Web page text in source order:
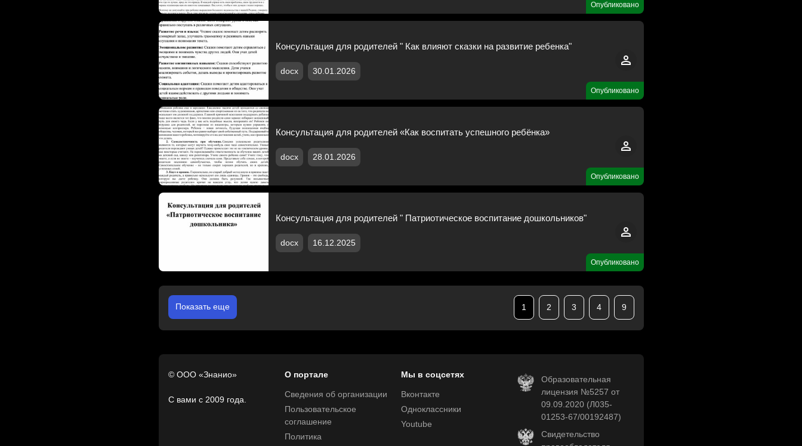
Опубликовано
Опубликовано
Консультация для родителей " Как влияют сказки на развитие ребенка"
docx 30.01.2026
Опубликовано
Консультация для родителей «Как воспитать успешного ребёнка»
docx 28.01.2026
Опубликовано
Консультация для родителей " Патриотическое воспитание дошкольников"
docx 16.12.2025
Показать еще 1 2 3 4 9
© ООО «Знанио»
С вами с 2009 года.
О портале
Сведения об организации
Пользовательское
соглашение
Политика
Мы в соцсетях
Вконтакте
Одноклассники
Youtube
Образовательная
лицензия №5257 от
09.09.2020 (Л035-
01253-67/00192487)
Свидетельство